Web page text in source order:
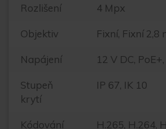
Rozlišení 4 Mpx
Objektiv Fixní, Fixní 2,8
Napájení 12 V DC,
Stupeň
krytí
IP 67, IK 10
Kódování
H.265, H.264,